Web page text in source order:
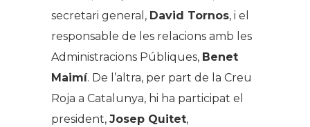
secretari general, David Tornos, i el
responsable de les relacions amb les
Administracions Públiques, Benet
Maimí. De l’altra, per part de la Creu
Roja a Catalunya, hi ha participat el
president, Josep Quitet,